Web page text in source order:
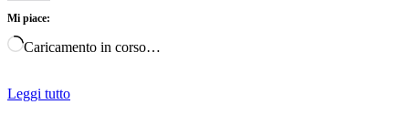
Mi piace:
Caricamento in corso…
Leggi tutto